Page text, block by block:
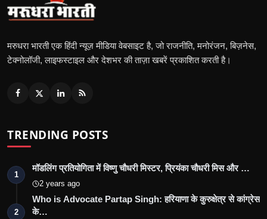
मरुधरा भारती एक हिंदी न्यूज़ मीडिया वेबसाइट है, जो राजनीति, मनोरंजन, बिज़नेस,
टेक्नोलॉजी, लाइफस्टाइल और देशभर की ताज़ा खबरें प्रकाशित करती है।
TRENDING POSTS
1
मॉडलिंग प्रतियोगिता में विष्णु चौधरी मिस्टर, प्रियंका चौधरी मिस और …
2 years ago
2
Who is Advocate Partap Singh: हरियाणा के कुरुक्षेत्र से कांग्रेस
के…